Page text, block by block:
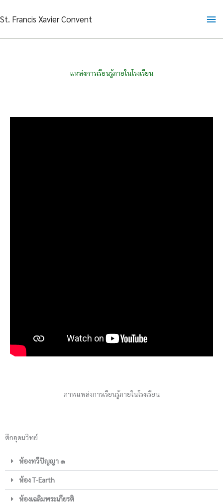
to
St. Francis Xavier Convent
แหล่งการเรียนรู้ภายในโรงเรียน
ภาพแหล่งการเรียนรู้ภายในโรงเรียน
ตึกอุดมวิทย์
ห้องทวีปัญญา ๑
ห้อง T-Earth
ห้องเฉลิมพระเกียรติ